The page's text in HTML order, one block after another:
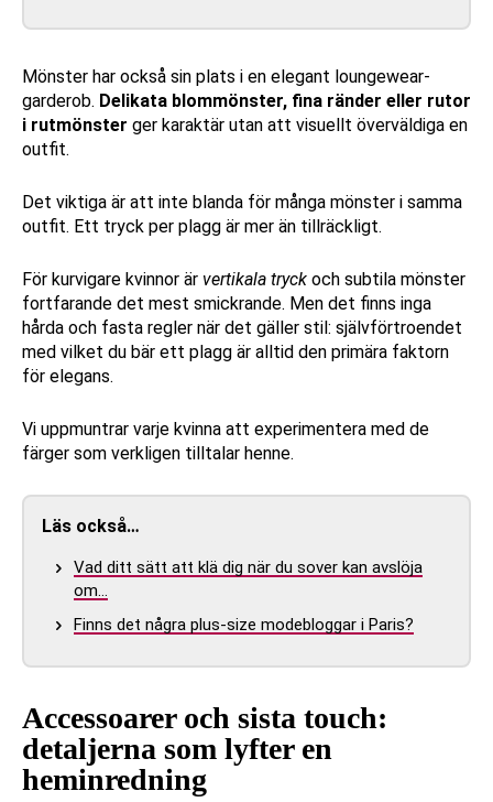
Mönster har också sin plats i en elegant loungewear-
garderob. Delikata blommönster, fina ränder eller rutor
i rutmönster ger karaktär utan att visuellt överväldiga en
outfit.
Det viktiga är att inte blanda för många mönster i samma
outfit. Ett tryck per plagg är mer än tillräckligt.
För kurvigare kvinnor är vertikala tryck och subtila mönster
fortfarande det mest smickrande. Men det finns inga
hårda och fasta regler när det gäller stil: självförtroendet
med vilket du bär ett plagg är alltid den primära faktorn
för elegans.
Vi uppmuntrar varje kvinna att experimentera med de
färger som verkligen tilltalar henne.
Läs också…
Vad ditt sätt att klä dig när du sover kan avslöja
om…
Finns det några plus-size modebloggar i Paris?
Accessoarer och sista touch:
detaljerna som lyfter en
heminredning